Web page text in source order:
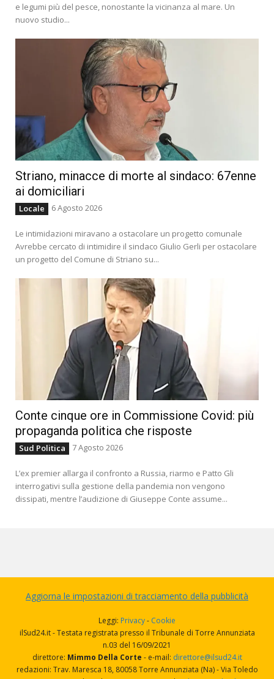
e legumi più del pesce, nonostante la vicinanza al mare. Un
nuovo studio...
Striano, minacce di morte al sindaco: 67enne
ai domiciliari
Locale 6 Agosto 2026
Le intimidazioni miravano a ostacolare un progetto comunale
Avrebbe cercato di intimidire il sindaco Giulio Gerli per ostacolare
un progetto del Comune di Striano su...
Conte cinque ore in Commissione Covid: più
propaganda politica che risposte
Sud Politica 7 Agosto 2026
L’ex premier allarga il confronto a Russia, riarmo e Patto Gli
interrogativi sulla gestione della pandemia non vengono
dissipati, mentre l’audizione di Giuseppe Conte assume...
Aggiorna le impostazioni di tracciamento della pubblicità
Leggi: Privacy- Cookie
ilSud24.it - Testata registrata presso il Tribunale di Torre Annunziata
n.03 del 16/09/2021
direttore: Mimmo Della Corte - e-mail: direttore@ilsud24.it
redazioni: Trav. Maresca 18, 80058 Torre Annunziata (Na) - Via Toledo